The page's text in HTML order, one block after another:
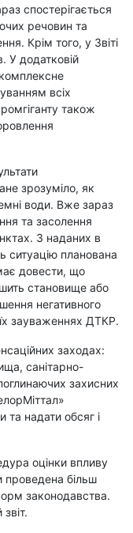
спостерігається
речовин та
Крім того, у Звіті
У додатковій
всіх
також
зрозуміло, як
води. Вже зараз
та засолення
З наданих в
ситуацію планована
довести, що
становище або
негативного
зауваженнях ДТКР.
заходах:
санітарно-
захисних
та надати обсяг і
оцінки впливу
проведена більш
законодавства.